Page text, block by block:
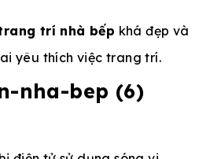
trí nhà bếp khá đẹp và
yêu thích việc trang trí.